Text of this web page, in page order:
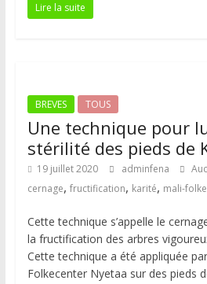
Lire la suite
BREVES TOUS
Une technique pour
stérilité des pieds de
19 juillet 2020 adminfena
cernage, fructification, karité, mali-
Cette technique s’appelle le
la fructification des arbres
Cette technique a été appliquée
Folkecenter Nyetaa sur des pieds